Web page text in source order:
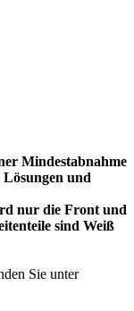
Mindestabnahme
und
nur die Front und
sind Weiß
Sie unter